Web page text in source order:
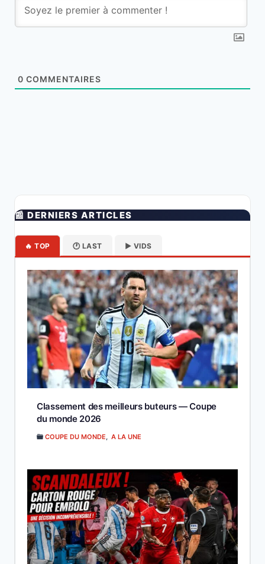
0 COMMENTAIRES
📰 DERNIERS ARTICLES
🔥 TOP 🕐 LAST ▶️ VIDS
Classement des meilleurs buteurs — Coupe
du monde 2026
COUPE DU MONDE, A LA UNE